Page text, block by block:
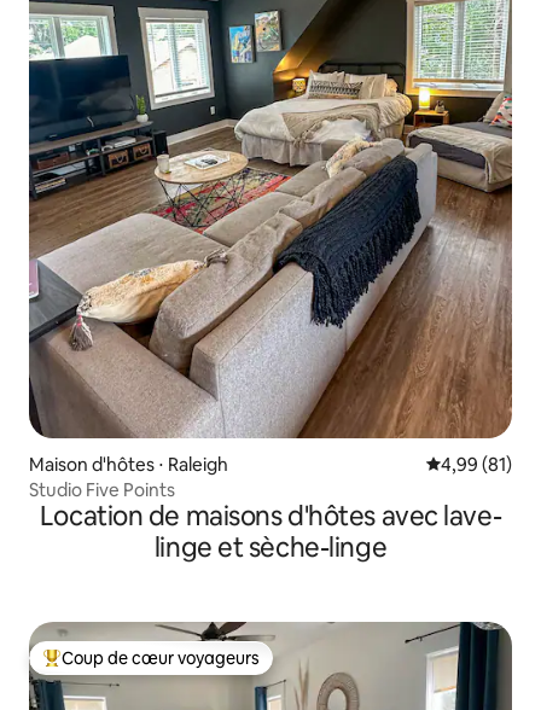
Maison d'hôtes ⋅ Raleigh Évaluation
4,99 (81)
Studio Five Points
Location de maisons d'hôtes avec lave-
linge et sèche-linge
Coups de cœur voyageurs les plus appréciés
Coup de cœur voyageurs